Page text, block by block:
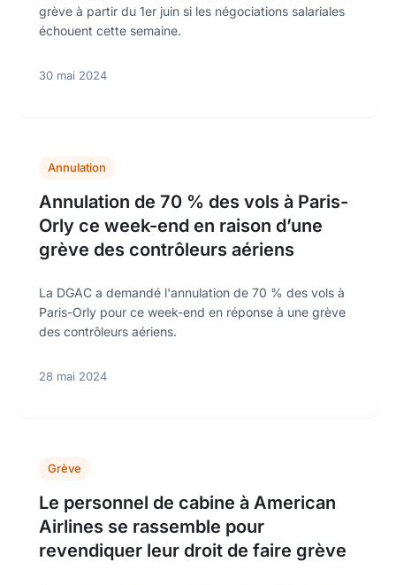
grève à partir du 1er juin si les négociations salariales
échouent cette semaine.
30 mai 2024
Annulation
Annulation de 70 % des vols à Paris-
Orly ce week-end en raison d’une
grève des contrôleurs aériens
La DGAC a demandé l'annulation de 70 % des vols à
Paris-Orly pour ce week-end en réponse à une grève
des contrôleurs aériens.
28 mai 2024
Grève
Le personnel de cabine à American
Airlines se rassemble pour
revendiquer leur droit de faire grève